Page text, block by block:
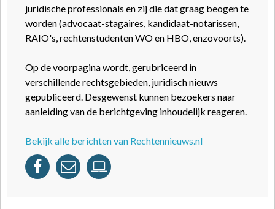
juridische professionals en zij die dat graag beogen te
worden (advocaat-stagaires, kandidaat-notarissen,
RAIO's, rechtenstudenten WO en HBO, enzovoorts).
Op de voorpagina wordt, gerubriceerd in
verschillende rechtsgebieden, juridisch nieuws
gepubliceerd. Desgewenst kunnen bezoekers naar
aanleiding van de berichtgeving inhoudelijk reageren.
Bekijk alle berichten van Rechtennieuws.nl